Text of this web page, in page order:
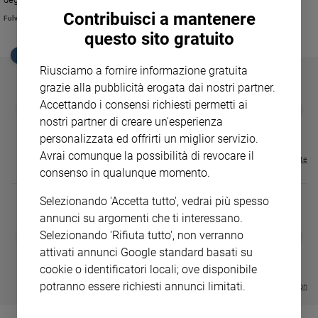
e
Aziende
settimana
inclusione
Costume
Cultura
dedicherà un articolo
Fulvia Degl'Innocenti
GBABY
€ 34,80
€ 21,90
FAMIGLIA CRISTIANA
€ 104,00
€ 83,00
Visualizza tutte le riviste
- VOL DA 1 AL 5
€ 64,50
DIARIO G 2026-27
€ 8,90
Visualizza tutte le collection
Contribuisci a mantenere
questo sito gratuito
Riusciamo a fornire informazione gratuita
grazie alla pubblicità erogata dai nostri partner.
Accettando i consensi richiesti permetti ai
nostri partner di creare un'esperienza
personalizzata ed offrirti un miglior servizio.
Avrai comunque la possibilità di revocare il
consenso in qualunque momento.
Selezionando 'Accetta tutto', vedrai più spesso
annunci su argomenti che ti interessano.
Selezionando 'Rifiuta tutto', non verranno
attivati annunci Google standard basati su
cookie o identificatori locali; ove disponibile
potranno essere richiesti annunci limitati.